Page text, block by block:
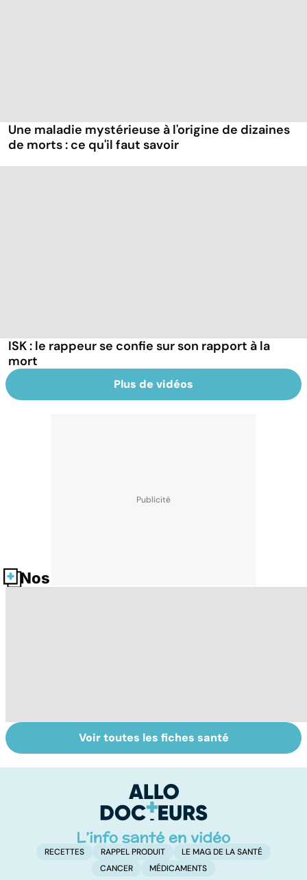
Une maladie mystérieuse à l'origine de dizaines
de morts : ce qu'il faut savoir
ISK : le rappeur se confie sur son rapport à la
mort
Plus de vidéos
Nos fiches santé
La tuberculose
pulmonaire
Tout savoir sur
les infections
Voir toutes les fiches santé
RECETTES RAPPEL PRODUIT
LE MAG DE LA SANTÉ
CANCER
MÉDICAMENTS